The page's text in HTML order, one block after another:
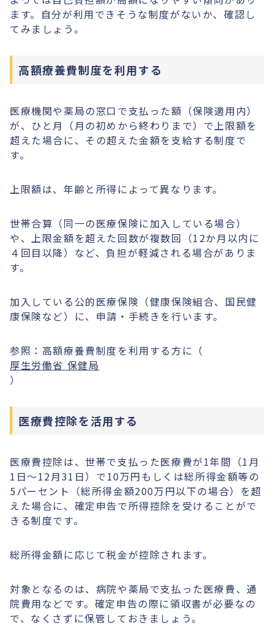
ます。自分が利用できそうな制度がないか、確認し
てみましょう。
高額療養費制度を利用する
医療機関や薬局の窓口で支払った額（保険適用内）
が、ひと月（月の初めから終わりまで）で上限額を
超えた場合に、その超えた金額を支給する制度で
す。
上限額は、年齢と所得によって異なります。
世帯合算（同一の医療保険に加入している場合）
や、上限金額を超えた回数が複数回（12か月以内に
４回目以降）など、負担が軽減される場合がありま
す。
加入している公的医療保険（健康保険組合、国民健
康保険など）に、申請・手続きを行います。
参照：高額療養費制度を利用する方に（
厚生労働省 保健局
）
医療費控除を活用する
医療費控除は、世帯で支払った医療費が1年間（1月
1日〜12月31日）で10万円もしくは総所得金額等の
5パーセント（総所得金額200万円以下の場合）を超
えた場合に、確定申告で所得控除を受けることがで
きる制度です。
総所得金額に応じて税金が控除されます。
対象となるのは、病院や薬局で支払った医療費、通
院費用などです。確定申告の際に領収書が必要なの
で、なくさずに保管しておきましょう。